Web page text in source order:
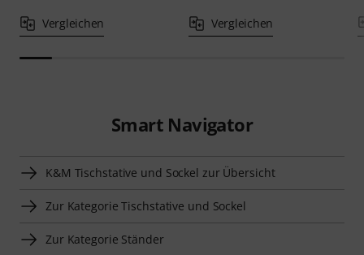
Vergleichen Vergleichen
Smart Navigator
K&M Tischstative und Sockel zur Übersicht
Zur Kategorie Tischstative und Sockel
Zur Kategorie Ständer